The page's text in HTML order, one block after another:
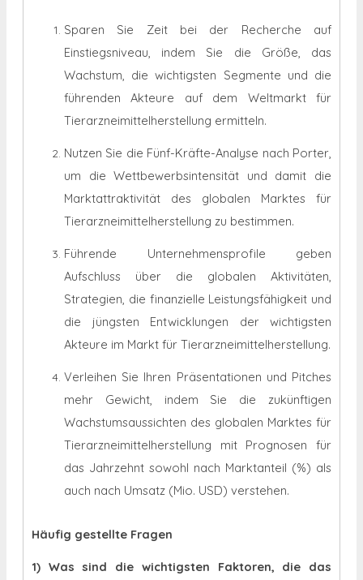
Sparen Sie Zeit bei der Recherche auf
Einstiegsniveau, indem Sie die Größe, das
Wachstum, die wichtigsten Segmente und die
führenden Akteure auf dem Weltmarkt für
Tierarzneimittelherstellung ermitteln.
Nutzen Sie die Fünf-Kräfte-Analyse nach Porter,
um die Wettbewerbsintensität und damit die
Marktattraktivität des globalen Marktes für
Tierarzneimittelherstellung zu bestimmen.
Führende Unternehmensprofile geben
Aufschluss über die globalen Aktivitäten,
Strategien, die finanzielle Leistungsfähigkeit und
die jüngsten Entwicklungen der wichtigsten
Akteure im Markt für Tierarzneimittelherstellung.
Verleihen Sie Ihren Präsentationen und Pitches
mehr Gewicht, indem Sie die zukünftigen
Wachstumsaussichten des globalen Marktes für
Tierarzneimittelherstellung mit Prognosen für
das Jahrzehnt sowohl nach Marktanteil (%) als
auch nach Umsatz (Mio. USD) verstehen.
Häufig gestellte Fragen
1) Was sind die wichtigsten Faktoren, die das